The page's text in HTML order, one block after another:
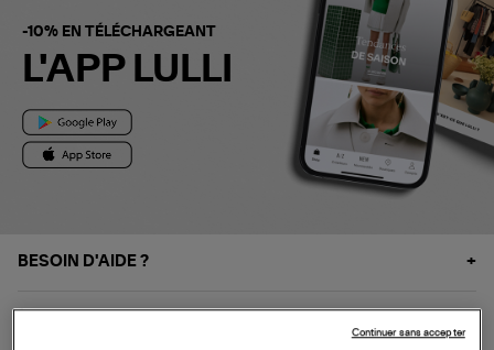
-10% EN TÉLÉCHARGEANT
L'APP LULLI
BESOIN D'AIDE ?
Continuer sans accepter